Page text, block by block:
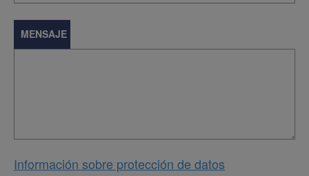
MENSAJE
Información sobre protección de datos